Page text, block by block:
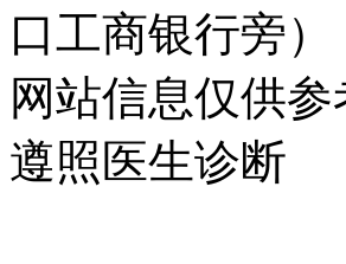
口工商银行旁）
网站信息仅供
遵照医生诊断